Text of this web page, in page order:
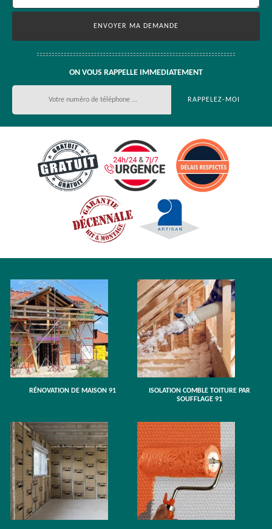
ON VOUS RAPPELLE IMMEDIATEMENT
RÉNOVATION DE MAISON 91
ISOLATION COMBLE TOITURE PAR
SOUFFLAGE 91